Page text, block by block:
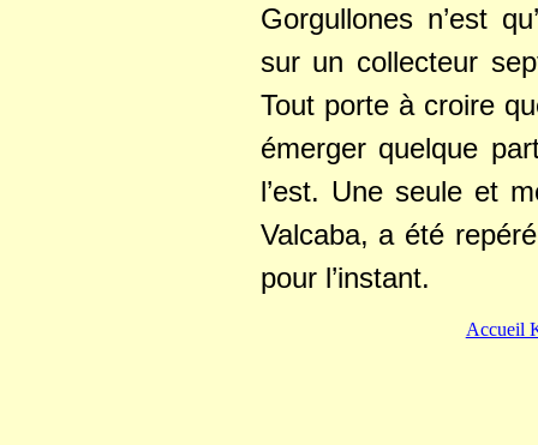
Gorgullones n’est
sur un collecteur
Tout porte à croire
émerger quelque
l’est. Une seule et
Valcaba, a été
pour l’instant.
Accueil